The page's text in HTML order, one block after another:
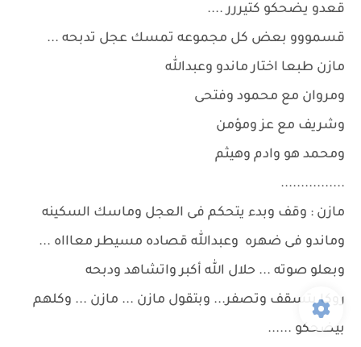
قعدو يضحكو كتيررر ....
قسمووو بعض كل مجموعه تمسك عجل تدبحه ...
مازن طبعا اختار ماندو وعبدالله
ومروان مع محمود وفتحى
وشريف مع عز ومؤمن
ومحمد هو وادم وهيثم
................
مازن : وقف وبدء يتحكم فى العجل وماسك السكينه
وماندو فى ضهره وعبدالله قصاده مسيطر معاااه ...
وبعلو صوته ... حلال الله أكبر واتشاهد ودبحه
روكا بتسقف وتصفر... وبتقول مازن ... مازن ... وكلهم
بيضحكو ......